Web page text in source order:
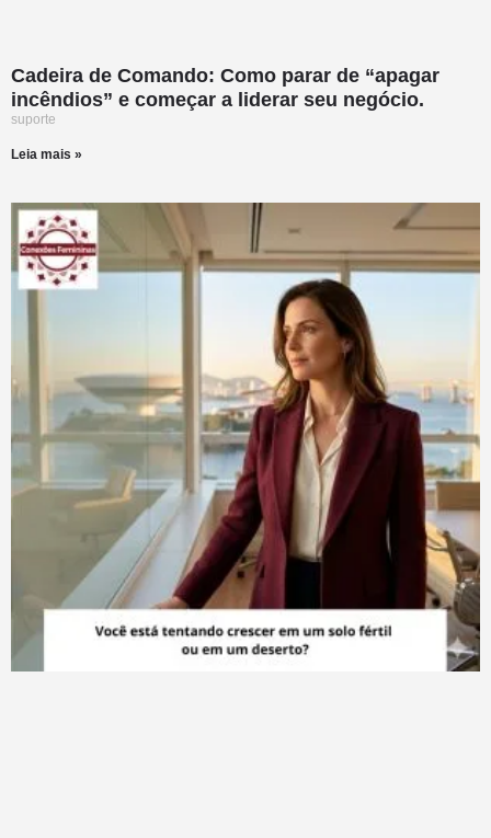
Cadeira de Comando: Como parar de “apagar
incêndios” e começar a liderar seu negócio.
suporte
Leia mais »